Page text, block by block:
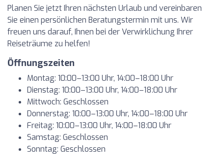
Planen Sie jetzt Ihren nächsten Urlaub und vereinbaren
Sie einen persönlichen Beratungstermin mit uns. Wir
freuen uns darauf, Ihnen bei der Verwirklichung Ihrer
Reiseträume zu helfen!
Öffnungszeiten
Montag: 10:00–13:00 Uhr, 14:00–18:00 Uhr
Dienstag: 10:00–13:00 Uhr, 14:00–18:00 Uhr
Mittwoch: Geschlossen
Donnerstag: 10:00–13:00 Uhr, 14:00–18:00 Uhr
Freitag: 10:00–13:00 Uhr, 14:00–18:00 Uhr
Samstag: Geschlossen
Sonntag: Geschlossen